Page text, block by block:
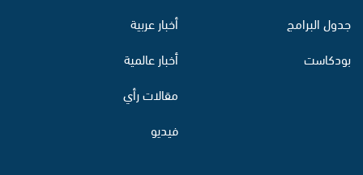
جدول البرامج
بودكاست
أخبار عربية
أخبار عالمية
مقالات رأي
فيديو